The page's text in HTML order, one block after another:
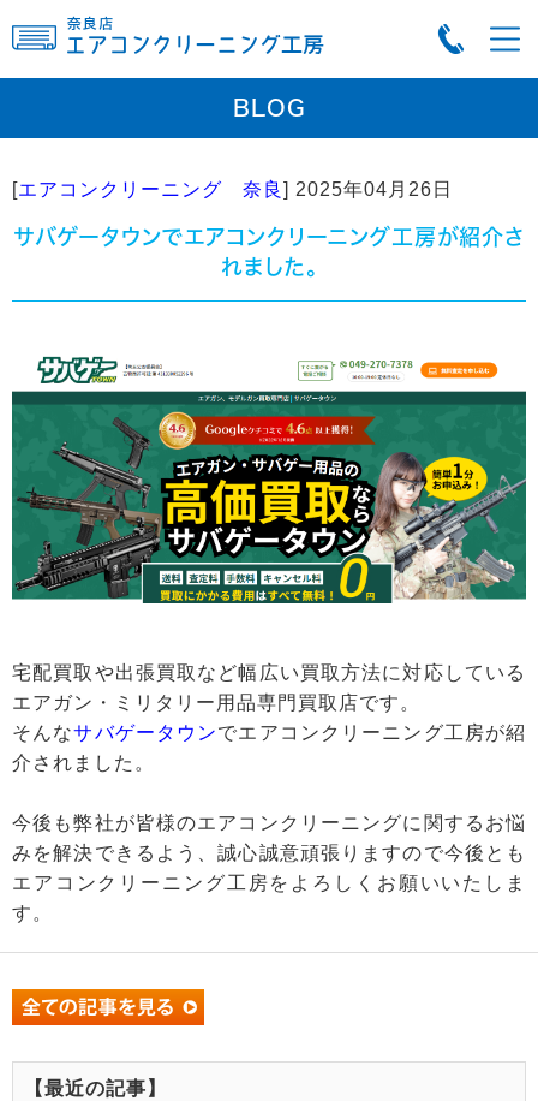
BLOG
[エアコンクリーニング 奈良 ] 2025年04月26日
サバゲータウンでエアコンクリーニング工房が紹介さ
れました。
宅配買取や出張買取など幅広い買取方法に対応している
エアガン・ミリタリー用品専門買取店です。
そんなサバゲータウンでエアコンクリーニング工房が紹
介されました。
今後も弊社が皆様のエアコンクリーニングに関するお悩
みを解決できるよう、誠心誠意頑張りますので今後とも
エアコンクリーニング工房をよろしくお願いいたしま
す。
【最近の記事】